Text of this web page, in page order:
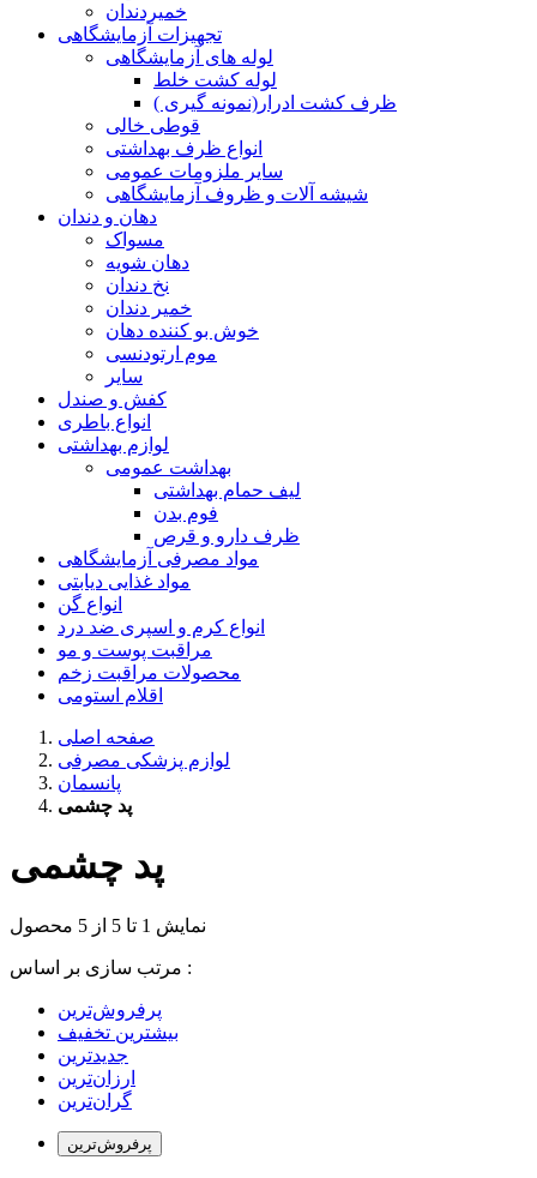
خمیردندان
تجهیزات آزمایشگاهی
لوله های آزمایشگاهی
لوله کشت خلط
ظرف کشت ادرار(نمونه گیری )
قوطی خالی
انواع ظرف بهداشتی
سایر ملزومات عمومی
شیشه آلات و ظروف آزمایشگاهی
دهان و دندان
مسواک
دهان شویه
نخ دندان
خمیر دندان
خوش بو کننده دهان
موم ارتودنسی
سایر
کفش و صندل
انواع باطری
لوازم بهداشتی
بهداشت عمومی
لیف حمام بهداشتی
فوم بدن
ظرف دارو و قرص
مواد مصرفی آزمایشگاهی
مواد غذایی دیابتی
انواع گن
انواع کرم و اسپری ضد درد
مراقبت پوست و مو
محصولات مراقبت زخم
اقلام استومی
صفحه اصلی
لوازم پزشکی مصرفی
پانسمان
پد چشمی
پد چشمی
نمایش 1 تا 5 از 5 محصول
مرتب سازی بر اساس :
بیشترین تخفیف
جدیدترین
ارزان‌ترین
گران‌ترین
پرفروش‌ترین‌